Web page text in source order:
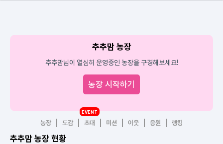
추추맘 농장
추추맘님이 열심히 운영중인 농장을 구경해보세요!
농장 시작하기
농장 도감 초대
EVENT
미션 이웃 응원 랭킹
추추맘 농장 현황